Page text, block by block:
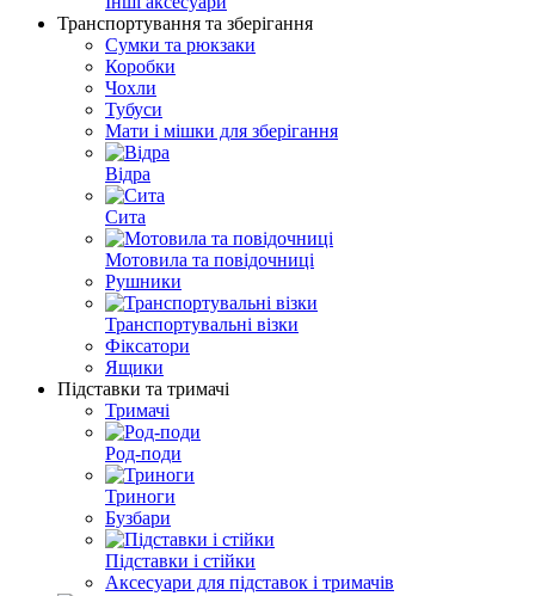
Транспортування та зберігання
Сумки та рюкзаки
Коробки
Чохли
Тубуси
Мати і мішки для зберігання
Відра
Сита
Мотовила та повідочниці
Рушники
Транспортувальні візки
Фіксатори
Ящики
Підставки та тримачі
Тримачі
Род-поди
Триноги
Бузбари
Підставки і стійки
Аксесуари для підставок і тримачів